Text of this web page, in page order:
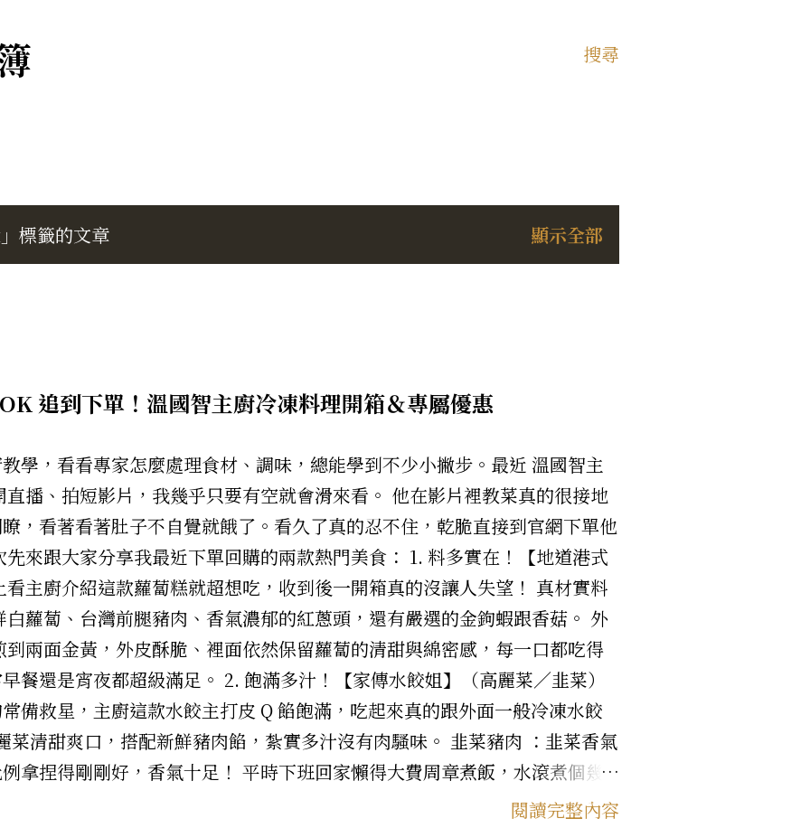
搜尋
」標籤的文章 顯示全部
追到下單！溫國智主廚冷凍料理開箱＆專屬優惠
學，看看專家怎麼處理食材、調味，總能學到不少小撇步。最近 溫國智主
播、拍短影片，我幾乎只要有空就會滑來看。 他在影片裡教菜真的很接地
，看著看著肚子不自覺就餓了。看久了真的忍不住，乾脆直接到官網下單他
來跟大家分享我最近下單回購的兩款熱門美食： 1. 料多實在！【地道港式
主廚介紹這款蘿蔔糕就超想吃，收到後一開箱真的沒讓人失望！ 真材實料
蘿蔔、台灣前腿豬肉、香氣濃郁的紅蔥頭，還有嚴選的金鉤蝦跟香菇。 外
兩面金黃，外皮酥脆、裡面依然保留蘿蔔的清甜與綿密感，每一口都吃得
餐還是宵夜都超級滿足。 2. 飽滿多汁！【家傳水餃姐】（高麗菜／韭菜）
備救星，主廚這款水餃主打皮 Q 餡飽滿，吃起來真的跟外面一般冷凍水餃
菜清甜爽口，搭配新鮮豬肉餡，紮實多汁沒有肉騷味。 韭菜豬肉 ：韭菜香氣
拿捏得剛剛好，香氣十足！ 平時下班回家懶得大費周章煮飯，水滾煮個幾
想試試看？輸入專屬代碼享折扣！ 如果你也跟我一樣常看溫主廚的短影
閱讀完整內容